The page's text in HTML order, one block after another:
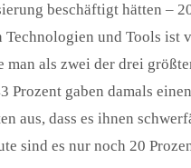
beschäftigt hätten –
und Tools ist
man als zwei der drei
Prozent gaben damals
aus, dass es ihnen
sind es nur noch 20